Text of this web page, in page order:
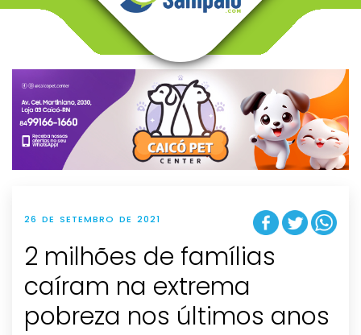
v
g
t
i
o
n
26 DE SETEMBRO DE 2021
2 milhões de famílias
caíram na extrema
pobreza nos últimos anos